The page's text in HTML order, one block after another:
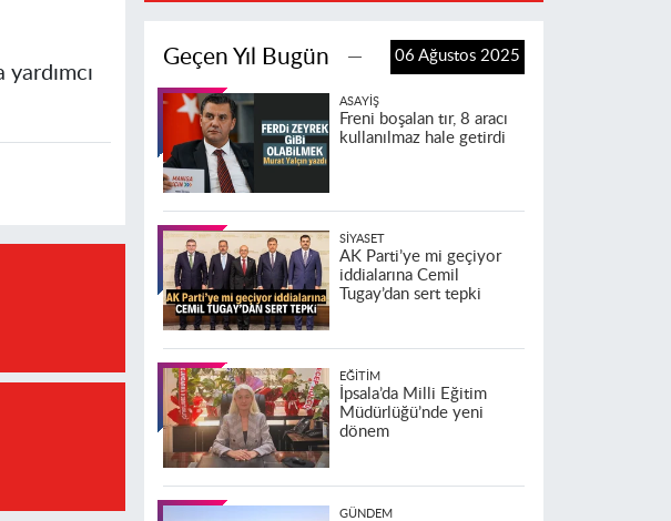
Geçen Yıl Bugün 06 Ağustos 2025
ASAYIŞ
Freni boşalan tır, 8 aracı
kullanılmaz hale getirdi
SIYASET
AK Parti’ye mi geçiyor
iddialarına Cemil
Tugay’dan sert tepki
EĞITIM
İpsala’da Milli Eğitim
Müdürlüğü’nde yeni
dönem
GÜNDEM